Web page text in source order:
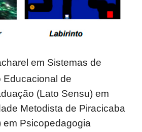
em Sistemas de
Educacional de
(Lato Sensu) em
Metodista de Piracicaba
em Psicopedagogia